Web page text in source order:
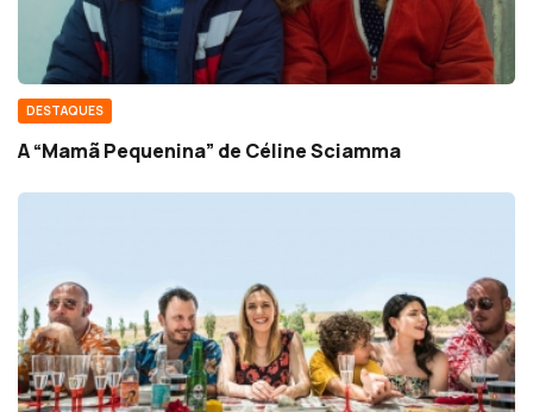
DESTAQUES
A “Mamã Pequenina” de Céline Sciamma